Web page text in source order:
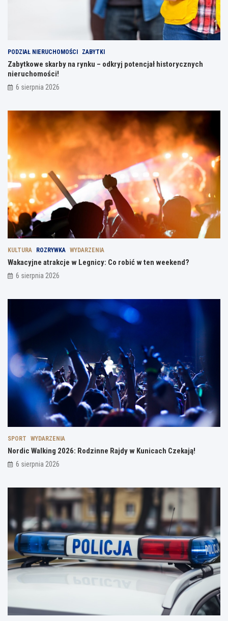
PODZIAŁ NIERUCHOMOŚCI ZABYTKI
Zabytkowe skarby na rynku – odkryj potencjał historycznych
nieruchomości!
6 sierpnia 2026
KULTURA ROZRYWKA WYDARZENIA
Wakacyjne atrakcje w Legnicy: Co robić w ten weekend?
6 sierpnia 2026
SPORT WYDARZENIA
Nordic Walking 2026: Rodzinne Rajdy w Kunicach Czekają!
6 sierpnia 2026